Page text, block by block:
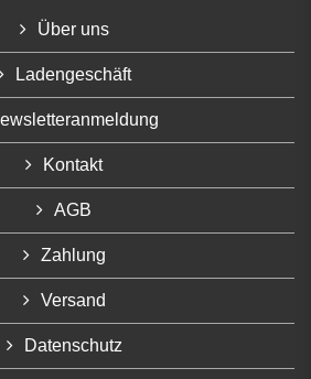
Über uns
Ladengeschäft
Kontakt
AGB
Zahlung
Versand
Datenschutz